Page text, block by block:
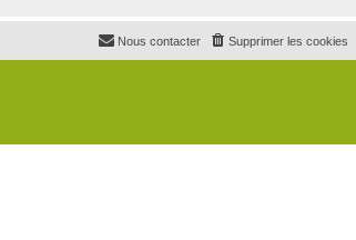
Supprimer les cookies
Nous contacter